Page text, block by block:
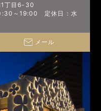
1丁目6-30
～19:00 定休日：水
メール